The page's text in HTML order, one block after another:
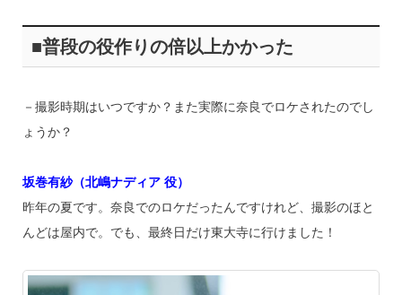
■普段の役作りの倍以上かかった
－撮影時期はいつですか？また実際に奈良でロケされたのでし
ょうか？
坂巻有紗（北嶋ナディア 役）
昨年の夏です。奈良でのロケだったんですけれど、撮影のほと
んどは屋内で。でも、最終日だけ東大寺に行けました！